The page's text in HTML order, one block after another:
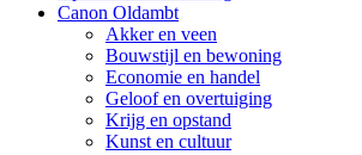
Canon Oldambt
Akker en veen
Bouwstijl en bewoning
Economie en handel
Geloof en overtuiging
Krijg en opstand
Kunst en cultuur